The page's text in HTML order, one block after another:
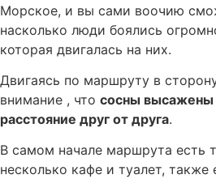
Морское, и вы сами воочию
насколько люди боялись
которая двигалась на них.
Двигаясь по маршруту в
внимание , что сосны высажены
расстояние друг от друга.
В самом начале маршрута есть
несколько кафе и туалет, также